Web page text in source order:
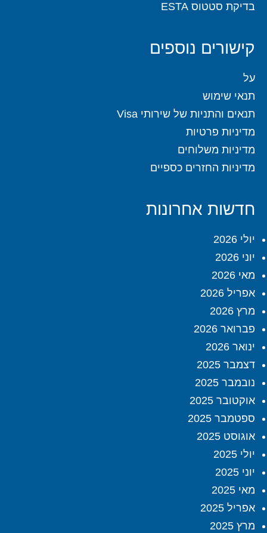
בדיקת סטטוס ESTA
קישורים נוספים
על
תנאי שימוש
תנאים והתניות של שירותי Visa
מדיניות פרטיות
מדיניות משלוחים
מדיניות החזרים כספיים
חדשות אחרונות
יולי 2026
יוני 2026
מאי 2026
אפריל 2026
מרץ 2026
פברואר 2026
ינואר 2026
דצמבר 2025
נובמבר 2025
אוקטובר 2025
ספטמבר 2025
אוגוסט 2025
יולי 2025
יוני 2025
מאי 2025
אפריל 2025
מרץ 2025